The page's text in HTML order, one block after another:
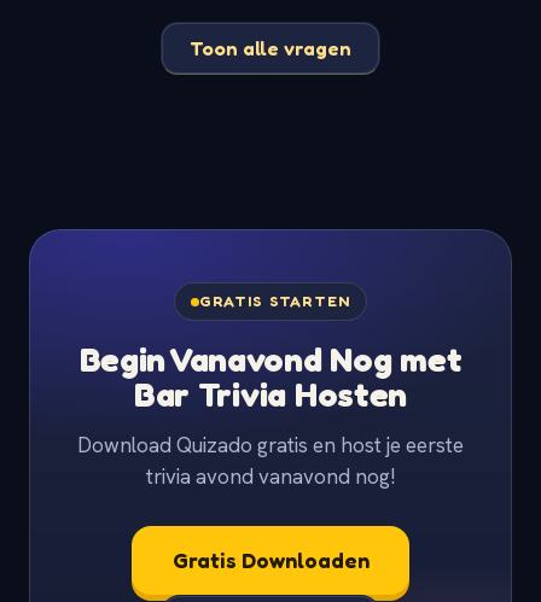
Toon alle vragen
GRATIS STARTEN
Begin Vanavond Nog met
Bar Trivia Hosten
Download Quizado gratis en host je eerste
trivia avond vanavond nog!
Gratis Downloaden